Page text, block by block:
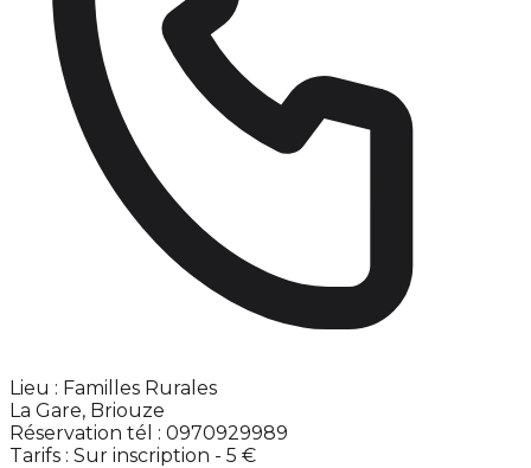
Lieu : Familles Rurales
La Gare, Briouze
Réservation tél : 0970929989
Tarifs : Sur inscription - 5 €